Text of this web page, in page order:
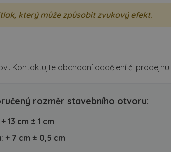
který může způsobit zvukový efekt.
Kontaktujte obchodní oddělení či prodejnu.
rozměr stavebního otvoru:
+ 13 cm ± 1 cm
+ 7 cm ± 0,5 cm